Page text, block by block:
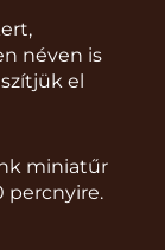
néven is
el
miniatűr
percnyire.